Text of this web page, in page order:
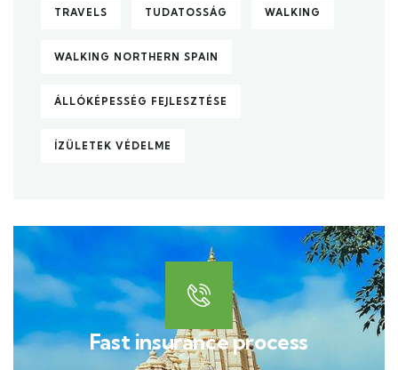
TRAVELS TUDATOSSÁG WALKING
WALKING NORTHERN SPAIN
ÁLLÓKÉPESSÉG FEJLESZTÉSE
ÍZÜLETEK VÉDELME
Fast insurance process